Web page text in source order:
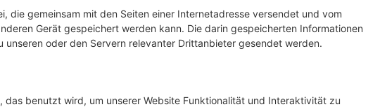
die gemeinsam mit den Seiten einer Internetadresse versendet und vom
Gerät gespeichert werden kann. Die darin gespeicherten Informationen
unseren oder den Servern relevanter Drittanbieter gesendet werden.
das benutzt wird, um unserer Website Funktionalität und Interaktivität zu